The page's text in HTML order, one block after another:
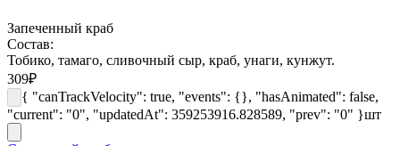
Запеченный краб
Состав:
Тобико, тамаго, сливочный сыр, краб, унаги, кунжут.
309₽
{ "canTrackVelocity": true, "events": {}, "hasAnimated": false,
"current": "0", "updatedAt": 359253916.828589, "prev": "0" }шт